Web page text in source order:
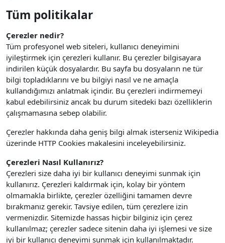
Tüm politikalar
Çerezler nedir?
Tüm profesyonel web siteleri, kullanıcı deneyimini
iyileştirmek için çerezleri kullanır. Bu çerezler bilgisayara
indirilen küçük dosyalardır. Bu sayfa bu dosyaların ne tür
bilgi topladıklarını ve bu bilgiyi nasıl ve ne amaçla
kullandığımızı anlatmak içindir. Bu çerezleri indirmemeyi
kabul edebilirsiniz ancak bu durum sitedeki bazı özelliklerin
çalışmamasına sebep olabilir.
Çerezler hakkında daha geniş bilgi almak isterseniz Wikipedia
üzerinde HTTP Cookies makalesini inceleyebilirsiniz.
Çerezleri Nasıl Kullanırız?
Çerezleri size daha iyi bir kullanıcı deneyimi sunmak için
kullanırız. Çerezleri kaldırmak için, kolay bir yöntem
olmamakla birlikte, çerezler özelliğini tamamen devre
bırakmanız gerekir. Tavsiye edilen, tüm çerezlere izin
vermenizdir. Sitemizde hassas hiçbir bilginiz için çerez
kullanılmaz; çerezler sadece sitenin daha iyi işlemesi ve size
iyi bir kullanıcı deneyimi sunmak için kullanılmaktadır.